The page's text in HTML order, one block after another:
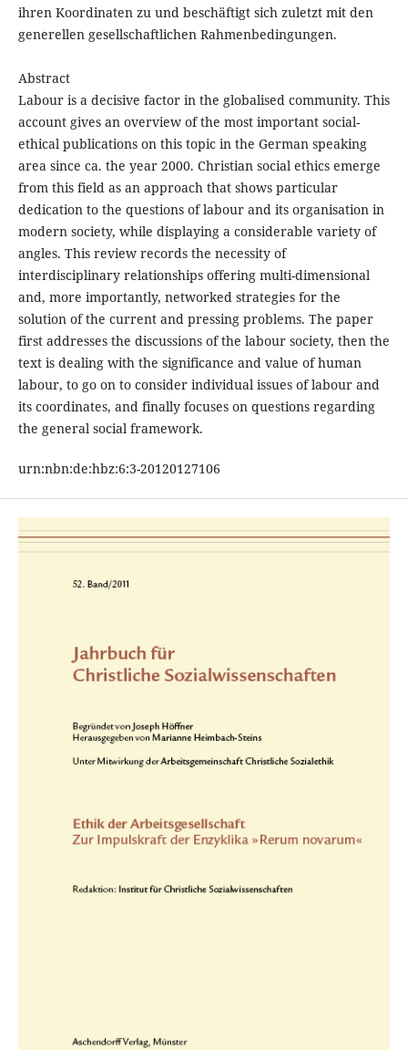
ihren Koordinaten zu und beschäftigt sich zuletzt mit den
generellen gesellschaftlichen Rahmenbedingungen.
Abstract
Labour is a decisive factor in the globalised community. This
account gives an overview of the most important social-
ethical publications on this topic in the German speaking
area since ca. the year 2000. Christian social ethics emerge
from this field as an approach that shows particular
dedication to the questions of labour and its organisation in
modern society, while displaying a considerable variety of
angles. This review records the necessity of
interdisciplinary relationships offering multi-dimensional
and, more importantly, networked strategies for the
solution of the current and pressing problems. The paper
first addresses the discussions of the labour society, then the
text is dealing with the significance and value of human
labour, to go on to consider individual issues of labour and
its coordinates, and finally focuses on questions regarding
the general social framework.
urn:nbn:de:hbz:6:3-20120127106